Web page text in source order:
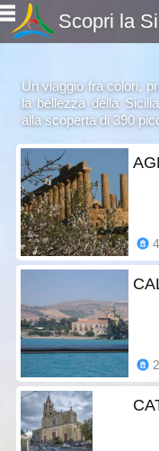
Scopri la
Un viaggio fra colori,
la bellezza della
alla scoperta di 390